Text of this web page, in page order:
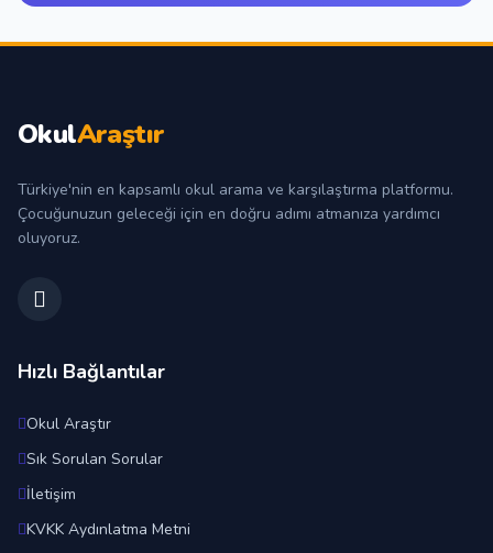
OkulAraştır
Türkiye'nin en kapsamlı okul arama ve karşılaştırma platformu.
Çocuğunuzun geleceği için en doğru adımı atmanıza yardımcı
oluyoruz.
Hızlı Bağlantılar
Okul Araştır
Sık Sorulan Sorular
İletişim
KVKK Aydınlatma Metni